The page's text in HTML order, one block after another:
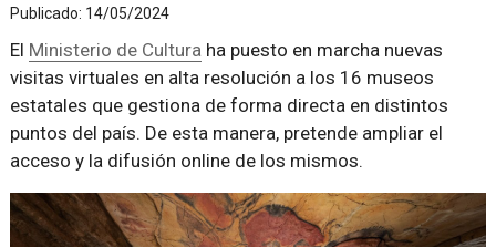
Publicado: 14/05/2024
El Ministerio de Culturaha puesto en marcha nuevas
visitas virtuales en alta resolución a los 16 museos
estatales que gestiona de forma directa en distintos
puntos del país. De esta manera, pretende ampliar el
acceso y la difusión online de los mismos.